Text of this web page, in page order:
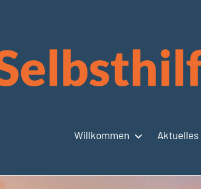
Willkommen Aktuelles